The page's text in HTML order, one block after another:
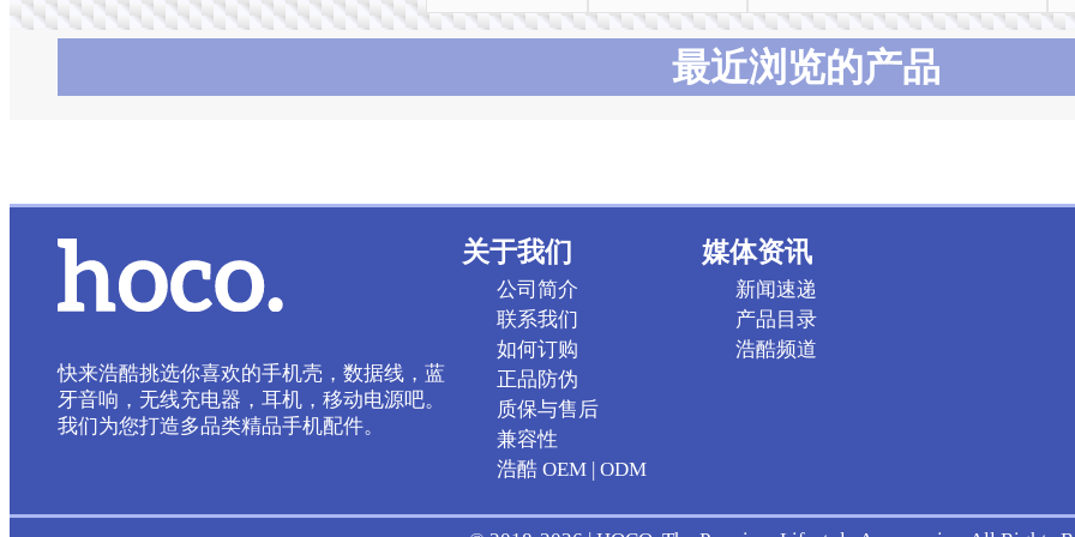
最近浏览的产品
快来浩酷挑选你喜欢的手机壳，数据线，蓝
牙音响，无线充电器，耳机，移动电源吧。
我们为您打造多品类精品手机配件。
关于我们
公司简介
联系我们
如何订购
正品防伪
质保与售后
兼容性
浩酷 OEM | ODM
媒体资讯
新闻速递
产品目录
浩酷频道